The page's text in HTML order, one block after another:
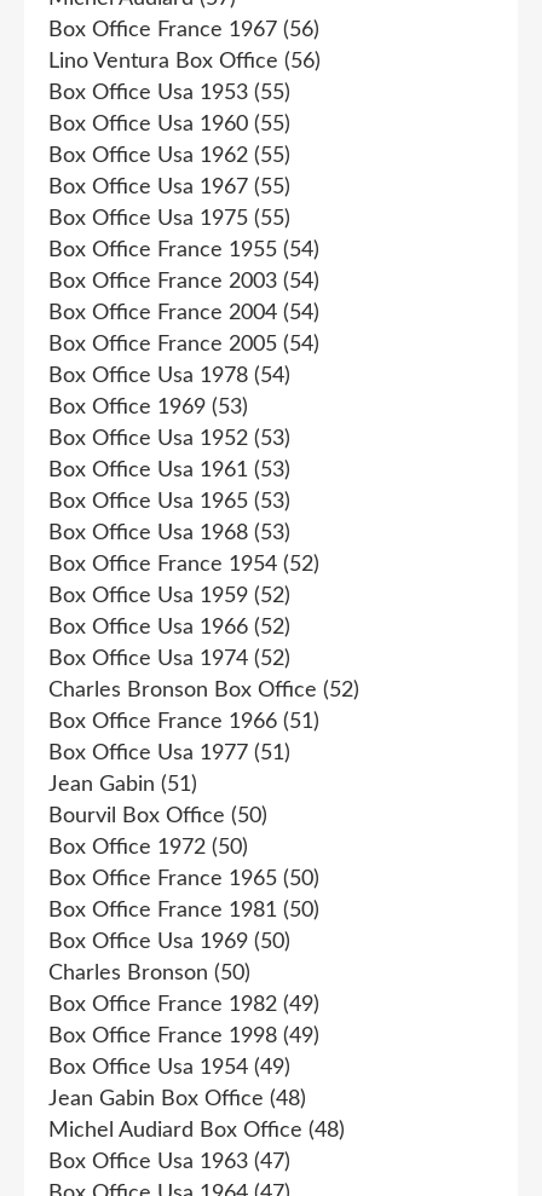
Box Office France 1967 (56)
Lino Ventura Box Office (56)
Box Office Usa 1953 (55)
Box Office Usa 1960 (55)
Box Office Usa 1962 (55)
Box Office Usa 1967 (55)
Box Office Usa 1975 (55)
Box Office France 1955 (54)
Box Office France 2003 (54)
Box Office France 2004 (54)
Box Office France 2005 (54)
Box Office Usa 1978 (54)
Box Office 1969 (53)
Box Office Usa 1952 (53)
Box Office Usa 1961 (53)
Box Office Usa 1965 (53)
Box Office Usa 1968 (53)
Box Office France 1954 (52)
Box Office Usa 1959 (52)
Box Office Usa 1966 (52)
Box Office Usa 1974 (52)
Charles Bronson Box Office (52)
Box Office France 1966 (51)
Box Office Usa 1977 (51)
Jean Gabin (51)
Bourvil Box Office (50)
Box Office 1972 (50)
Box Office France 1965 (50)
Box Office France 1981 (50)
Box Office Usa 1969 (50)
Charles Bronson (50)
Box Office France 1982 (49)
Box Office France 1998 (49)
Box Office Usa 1954 (49)
Jean Gabin Box Office (48)
Michel Audiard Box Office (48)
Box Office Usa 1963 (47)